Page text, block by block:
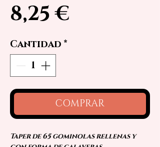
8,25 €
Cantidad *
COMPRAR
Taper de 65 gominolas rellenas y